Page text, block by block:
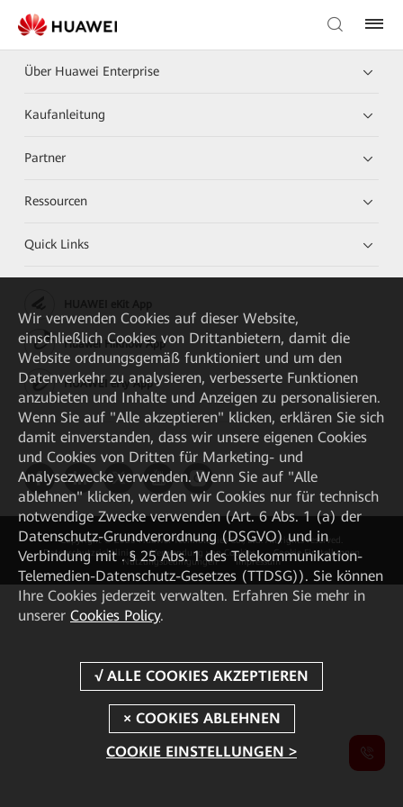
Über Huawei Enterprise
Kaufanleitung
Partner
Ressourcen
Quick Links
Huawei HiKnow App
HUAWEI eFly App
Copyright © 2026 Huawei Technologies Co., Ltd. All rights reserved.
Datenschutzrichtlinie
Verwendung von Cookies
Cookie Einstellungen
Nutzungsbedingungen
Impressum
Wir verwenden Cookies auf dieser Website,
einschließlich Cookies von Drittanbietern, damit die
Website ordnungsgemäß funktioniert und um den
Datenverkehr zu analysieren, verbesserte Funktionen
anzubieten und Inhalte und Anzeigen zu personalisieren.
Wenn Sie auf "Alle akzeptieren" klicken, erklären Sie sich
damit einverstanden, dass wir unsere eigenen Cookies
und Cookies von Dritten für Marketing- und
Analysezwecke verwenden. Wenn Sie auf "Alle
ablehnen" klicken, werden wir Cookies nur für technisch
notwendige Zwecke verwenden (Art. 6 Abs. 1 (a) der
Datenschutz-Grundverordnung (DSGVO) und in
Verbindung mit . § 25 Abs. 1 des Telekommunikation-
Telemedien-Datenschutz-Gesetzes (TTDSG)). Sie können
Ihre Cookies jederzeit verwalten. Erfahren Sie mehr in
unserer Cookies Policy.
COOKIE EINSTELLUNGEN >